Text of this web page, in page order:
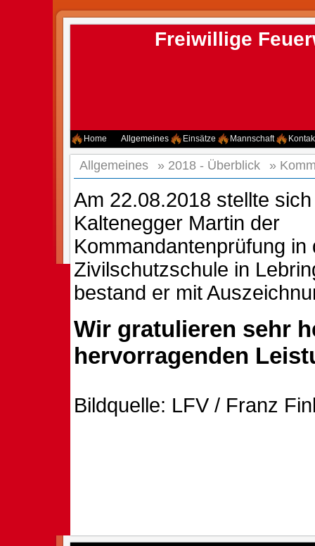
Freiwillige
Home Allgemeines Einsätze Mannschaft
Allgemeines » 2018 - Überblick »
Am 22.08.2018 stellte
Kaltenegger Martin der
Kommandantenprüfung
Zivilschutzschule in
bestand er mit
Wir gratulieren sehr
hervorragenden
Bildquelle: LFV / Franz